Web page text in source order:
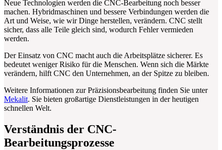
Neue Technologien werden die CNC-Bearbeitung noch besser
machen. Hybridmaschinen und bessere Verbindungen werden die
Art und Weise, wie wir Dinge herstellen, verändern. CNC stellt
sicher, dass alle Teile gleich sind, wodurch Fehler vermieden
werden.
Der Einsatz von CNC macht auch die Arbeitsplätze sicherer. Es
bedeutet weniger Risiko für die Menschen. Wenn sich die Märkte
verändern, hilft CNC den Unternehmen, an der Spitze zu bleiben.
Weitere Informationen zur Präzisionsbearbeitung finden Sie unter
Mekalit. Sie bieten großartige Dienstleistungen in der heutigen
schnellen Welt.
Verständnis der CNC-
Bearbeitungsprozesse